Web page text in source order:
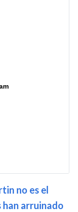
no es el
arruinado